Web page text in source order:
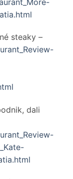
steaky –
dali